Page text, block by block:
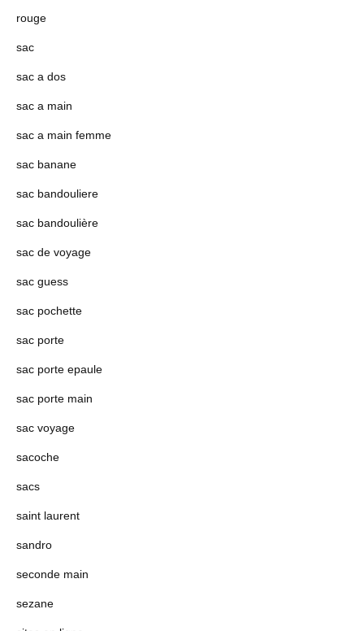
rouge
sac
sac a dos
sac a main
sac a main femme
sac banane
sac bandouliere
sac bandoulière
sac de voyage
sac guess
sac pochette
sac porte
sac porte epaule
sac porte main
sac voyage
sacoche
sacs
saint laurent
sandro
seconde main
sezane